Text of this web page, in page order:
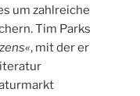
um zahlreiche
Tim Parks
, mit der er